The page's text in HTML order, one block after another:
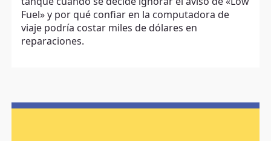
Fuel» y por qué confiar en la computadora de
viaje podría costar miles de dólares en
reparaciones.